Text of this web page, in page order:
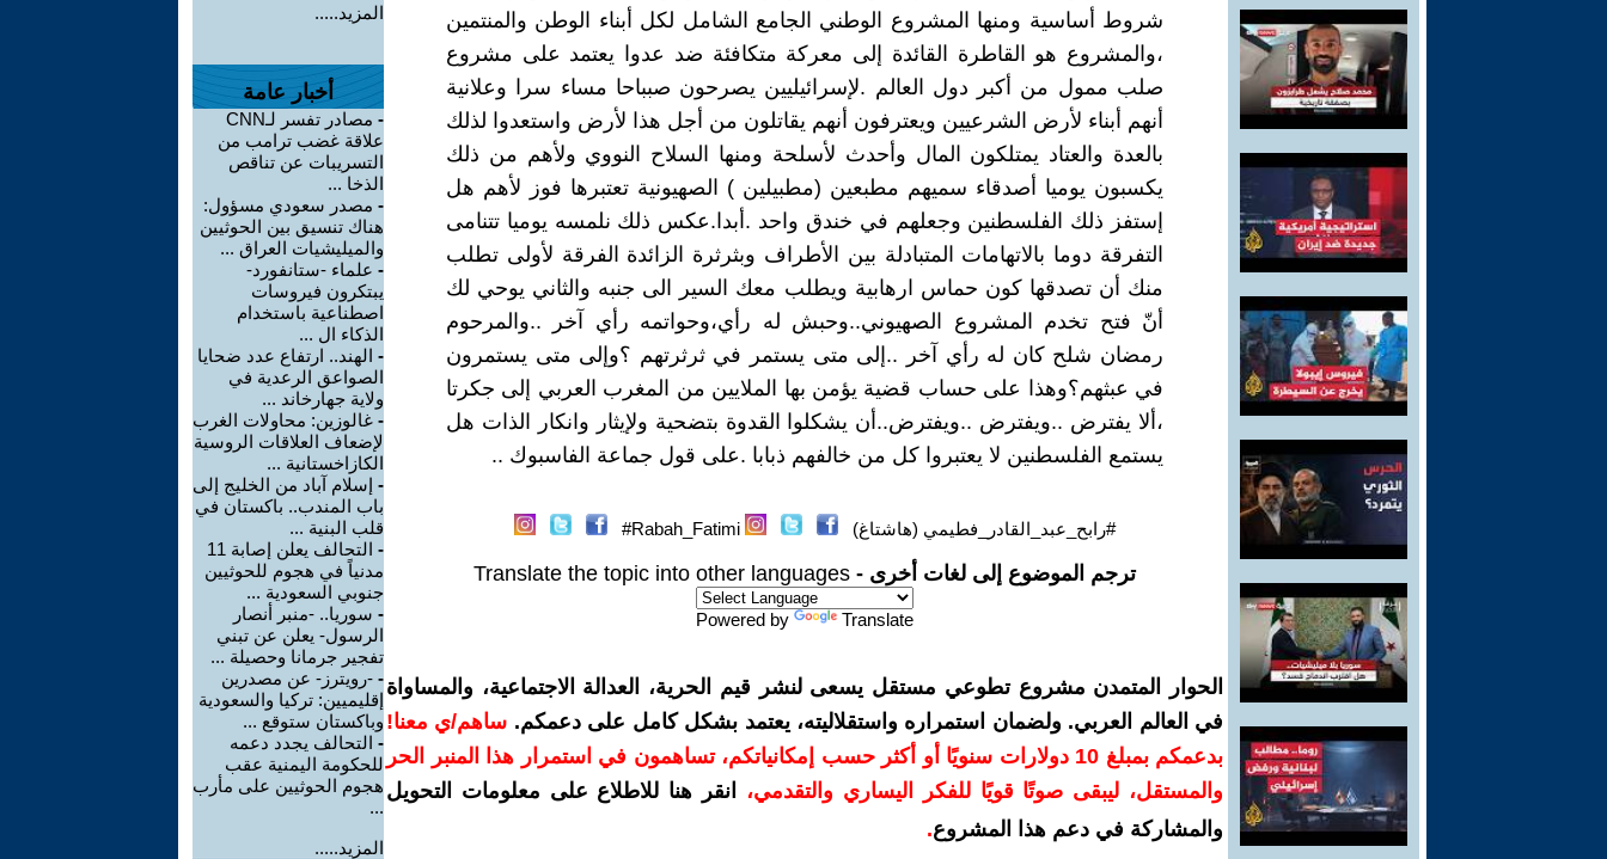
شروط أساسية ومنها المشروع الوطني الجامع الشامل لكل أبناء الوطن والمنتمين
،والمشروع هو القاطرة القائدة إلى معركة متكافئة ضد عدوا يعتمد على مشروع
صلب ممول من أكبر دول العالم .لإسرائيليين يصرحون صبباحا مساء سرا وعلانية
أنهم أبناء لأرض الشرعيين ويعترفون أنهم يقاتلون من أجل هذا لأرض واستعدوا لذلك
بالعدة والعتاد يمتلكون المال وأحدث لأسلحة ومنها السلاح النووي ولأهم من ذلك
يكسبون يوميا أصدقاء سميهم مطبعين (مطبيلين ) الصهيونية تعتبرها فوز لأهم هل
إستفز ذلك الفلسطنين وجعلهم في خندق واحد .أبدا.عكس ذلك نلمسه يوميا تتنامى
التفرقة دوما بالاتهامات المتبادلة بين الأطراف وبثرثرة الزائدة الفرقة لأولى تطلب
منك أن تصدقها كون حماس ارهابية ويطلب معك السير الى جنبه والثاني يوحي لك
أنّ فتح تخدم المشروع الصهيوني..وحبش له رأي،وحواتمه رأي آخر ..والمرحوم
رمضان شلح كان له رأي آخر ..إلى متى يستمر في ثرثرتهم ؟وإلى متى يستمرون
في عبثهم؟وهذا على حساب قضية يؤمن بها الملايين من المغرب العربي إلى جكرتا
،ألا يفترض ..ويفترض ..ويفترض..أن يشكلوا القدوة بتضحية ولإيثار وانكار الذات هل
يستمع الفلسطنين لا يعتبروا كل من خالفهم ذبابا .على قول جماعة الفاسبوك ..
#رابح_عبد_القادر_فطيمي (هاشتاغ) Rabah_Fatimi#
ترجم الموضوع إلى لغات أخرى - Translate the topic into other languages
Powered by Translate
الحوار المتمدن مشروع تطوعي مستقل يسعى لنشر قيم الحرية، العدالة الاجتماعية، والمساواة
في العالم العربي. ولضمان استمراره واستقلاليته، يعتمد بشكل كامل على دعمكم. ساهم/ي معنا!
بدعمكم بمبلغ 10 دولارات سنويًا أو أكثر حسب إمكانياتكم، تساهمون في استمرار هذا المنبر الحر
والمستقل، ليبقى صوتًا قويًا للفكر اليساري والتقدمي،
انقر هنا للاطلاع على معلومات التحويل
والمشاركة في دعم هذا المشروع.
المزيد.....
أخبار عامة
-
مصادر تفسر لـCNN
علاقة غضب ترامب من
التسريبات عن تناقص
الذخا ...
- مصدر سعودي مسؤول:
هناك تنسيق بين الحوثيين
والميليشيات العراق ...
- علماء -ستانفورد-
يبتكرون فيروسات
اصطناعية باستخدام
الذكاء ال ...
- الهند.. ارتفاع عدد ضحايا
الصواعق الرعدية في
ولاية جهارخاند ...
- غالوزين: محاولات الغرب
لإضعاف العلاقات الروسية
الكازاخستانية ...
- إسلام آباد من الخليج إلى
باب المندب.. باكستان في
قلب البنية ...
-
التحالف يعلن إصابة 11
مدنياً في هجوم للحوثيين
جنوبي السعودية ...
- سوريا.. -منبر أنصار
الرسول- يعلن عن تبني
تفجير جرمانا وحصيلة ...
- -رويترز- عن مصدرين
إقليميين: تركيا والسعودية
وباكستان ستوقع ...
- التحالف يجدد دعمه
للحكومة اليمنية عقب
هجوم الحوثيين على مأرب
...
المزيد.....